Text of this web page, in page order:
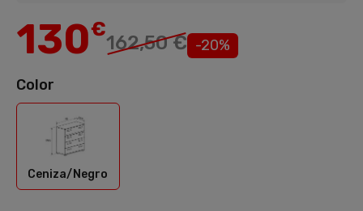
130€
162,50 € -20%
Color
Ceniza/Negro
Ceniza/Negro